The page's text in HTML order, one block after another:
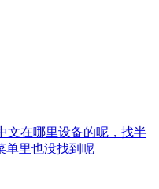
文在哪里设备的呢，找半
单里也没找到呢